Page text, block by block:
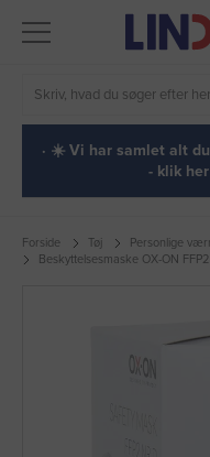
· ☀️ Vi har samlet alt
- klik
Forside Tøj Personlige
Beskyttelsesmaske OX-ON